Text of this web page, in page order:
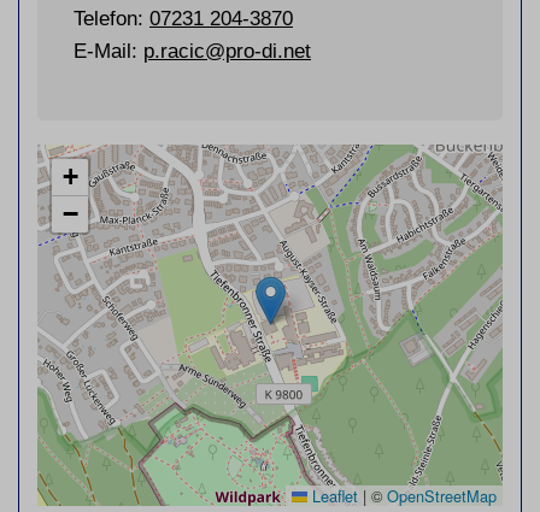
Telefon: 07231 204-3870
E-Mail: p.racic@pro-di.net
+
−
Leaflet | © OpenStreetMap